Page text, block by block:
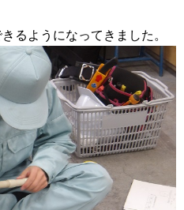
るようになってきました。